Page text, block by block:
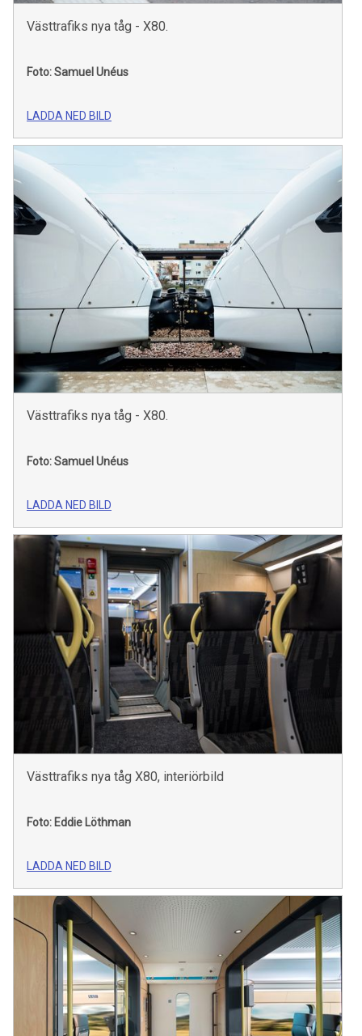
Västtrafiks nya tåg - X80.
Foto: Samuel Unéus
LADDA NED BILD
Västtrafiks nya tåg - X80.
Foto: Samuel Unéus
LADDA NED BILD
Västtrafiks nya tåg X80, interiörbild
Foto: Eddie Löthman
LADDA NED BILD